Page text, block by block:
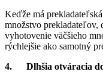
Keďže má
množstvo prekladateľov,
vyhotovenie väčšieho
rýchlejšie ako samotný
4.
Dlhšia otváracia